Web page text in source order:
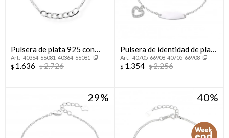
Pulsera de plata 925 con
circonias.
40364-66081-40364-66081
$ 1.636 $2.726
Pulsera de identidad de plata
925 con dije.
40705-66908-40705-66908
$ 1.354 $2.256
29 40